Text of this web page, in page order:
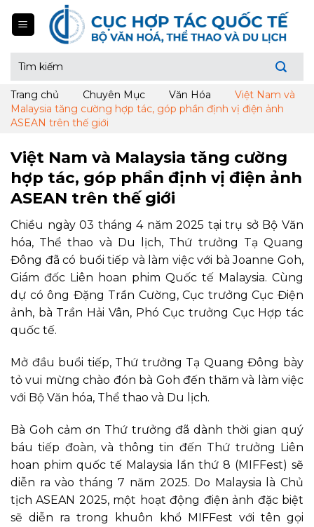
kiếm:
Trang chủ Chuyên Mục Văn Hóa
Việt Nam và
Malaysia tăng cường hợp tác, góp phần định vị điện ảnh
ASEAN trên thế giới
Việt Nam và Malaysia tăng cường
hợp tác, góp phần định vị điện ảnh
ASEAN trên thế giới
Chiều ngày 03 tháng 4 năm 2025 tại trụ sở Bộ Văn
hóa, Thể thao và Du lịch, Thứ trưởng Tạ Quang
Đông đã có buổi tiếp và làm việc với bà Joanne Goh,
Giám đốc Liên hoan phim Quốc tế Malaysia. Cùng
dự có ông Đặng Trần Cường, Cục trưởng Cục Điện
ảnh, bà Trần Hải Vân, Phó Cục trưởng Cục Hợp tác
quốc tế.
Mở đầu buổi tiếp, Thứ trưởng Tạ Quang Đông bày
tỏ vui mừng chào đón bà Goh đến thăm và làm việc
với Bộ Văn hóa, Thể thao và Du lịch.
Bà Goh cảm ơn Thứ trưởng đã dành thời gian quý
báu tiếp đoàn, và thông tin đến Thứ trưởng Liên
hoan phim quốc tế Malaysia lần thứ 8 (MIFFest) sẽ
diễn ra vào tháng 7 năm 2025. Do Malaysia là Chủ
tịch ASEAN 2025, một hoạt động điện ảnh đặc biệt
sẽ diễn ra trong khuôn khổ MIFFest với tên gọi